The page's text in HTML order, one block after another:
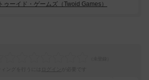
トゥーイド・ゲームズ（Twoid Games）